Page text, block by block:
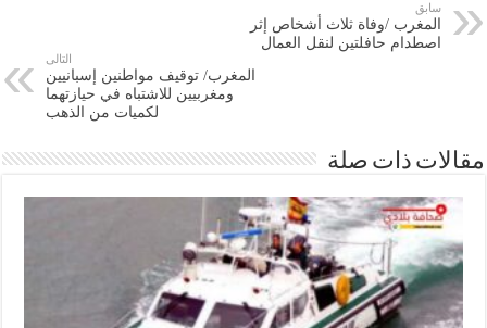
سابق
المغرب /وفاة ثلاث أشخاص إثر
اصطدام حافلتين لنقل العمال
المغرب/ توقيف مواطنين إسبانيين
ومغربيين للاشتباه في حيازتهما
لكميات من الذهب
ذات صلة